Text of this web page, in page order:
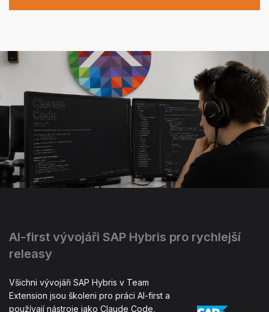
AI-first vývojáři SAP Hybris pro rychlejší
releasy
Všichni vývojáři SAP Hybris v Team
Extension jsou školeni pro práci AI-first a
používají nástroje jako Claude Code,